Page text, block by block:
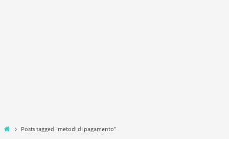
HomePosts tagged "metodi di pagamento"